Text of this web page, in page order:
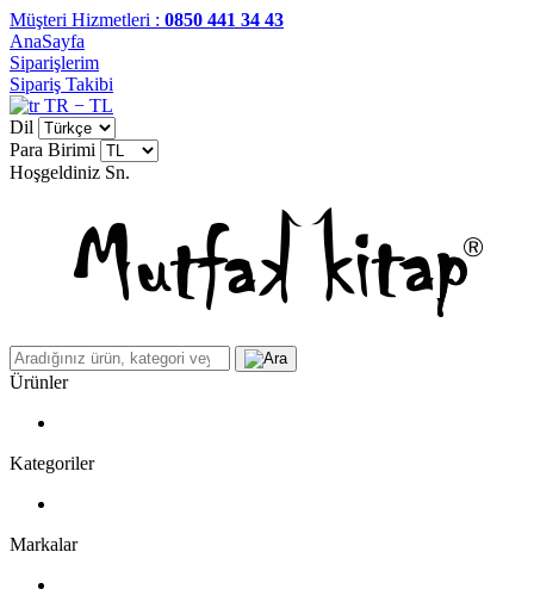
Müşteri Hizmetleri : 0850 441 34 43
AnaSayfa
Siparişlerim
Sipariş Takibi
TR − TL
Dil
Para Birimi
Hoşgeldiniz Sn.
Ürünler
Kategoriler
Markalar